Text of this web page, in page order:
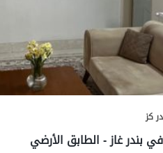
کز
بندر غاز - الطابق الأرضي